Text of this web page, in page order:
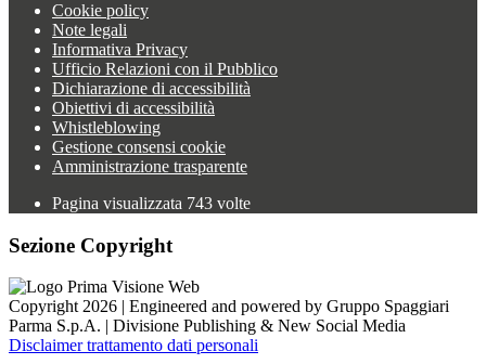
Cookie policy
Note legali
Informativa Privacy
Ufficio Relazioni con il Pubblico
Dichiarazione di accessibilità
Obiettivi di accessibilità
Whistleblowing
Gestione consensi cookie
Amministrazione trasparente
Pagina visualizzata 743 volte
Sezione Copyright
Copyright 2026 | Engineered and powered by Gruppo Spaggiari
Parma S.p.A. | Divisione Publishing & New Social Media
Disclaimer trattamento dati personali